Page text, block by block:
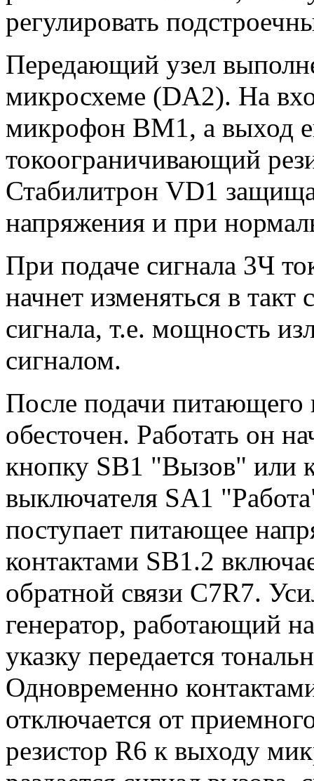
регулировать
Передающий узел
микросхеме (DA2). На
микрофон ВМ1, а выход
токоограничивающий
Стабилитрон VD1
напряжения и при
При подаче сигнала 3Ч
начнет изменяться в
сигнала, т.е. мощность
сигналом.
После подачи
обесточен. Работать он
кнопку SB1 "Вызов" или
выключателя SA1
поступает питающее
контактами SB1.2
обратной связи C7R7.
генератор, работающий
указку передается
Одновременно
отключается от
резистор R6 к выходу